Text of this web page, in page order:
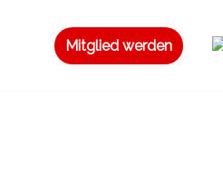
Mitglied werden